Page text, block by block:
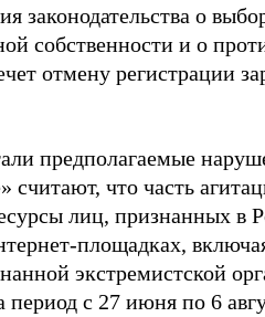
законодательства о
собственности и о
отмену регистрации
предполагаемые
что часть
лиц, признанных в
площадках,
экстремистской
период с 27 июня по 6